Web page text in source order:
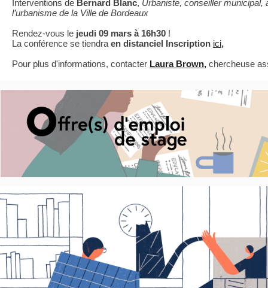
Interventions de Bernard Blanc, Urbaniste, conseiller municipal,
l’urbanisme de la Ville de Bordeaux
Rendez-vous le jeudi 09 mars à 16h30 !
La conférence se tiendra en distanciel Inscription ici,
Pour plus d'informations, contacter Laura Brown, chercheuse